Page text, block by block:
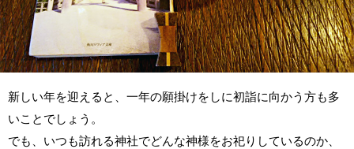
新しい年を迎えると、一年の願掛けをしに初詣に向かう方も多
いことでしょう。
でも、いつも訪れる神社でどんな神様をお祀りしているのか、